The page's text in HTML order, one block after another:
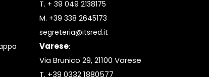
T. + 39 049 2138175
M. +39 338 2645173
segreteria@itsred.it
Varese:
Via Brunico 29, 21100 Varese
T. +39 0332 1880577